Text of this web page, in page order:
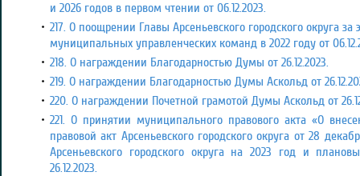
и 2026 годов в первом чтении от 06.12.2023.
217. О поощрении Главы Арсеньевского городского округа
муниципальных управленческих команд в 2022 году от
218. О награждении Благодарностью Думы от 26.12.2023.
219. О награждении Благодарностью Думы Аскольд от
220. О награждении Почетной грамотой Думы Аскольд от
221. О принятии муниципального правового акта «О
правовой акт Арсеньевского городского округа от 28
Арсеньевского городского округа на 2023 год и
26.12.2023.